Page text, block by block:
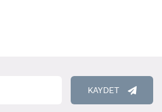
KAYDET